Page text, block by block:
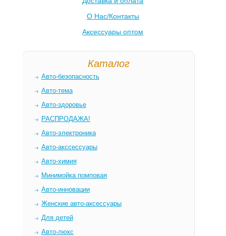
О Нас/Контакты
Аксессуары оптом
Каталог
Авто-безопасность
Авто-тема
Авто-здоровье
РАСПРОДАЖА!
Авто-электроника
Авто-акссессуары
Авто-химия
Минимойка помповая
Авто-инновации
Женские авто-аксессуары
Для детей
Авто-люкс